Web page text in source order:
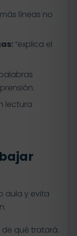
líneas no
“explica el
lectura
aula y evita
qué tratará.